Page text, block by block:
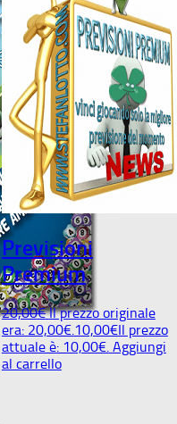
Previsioni
Premium
20,00€ Il prezzo originale
era: 20,00€.10,00€Il prezzo
attuale è: 10,00€. Aggiungi
al carrello